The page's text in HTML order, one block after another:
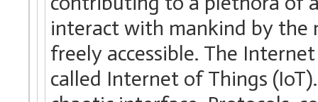
interact with mankind by the
freely accessible. The
called Internet of Things